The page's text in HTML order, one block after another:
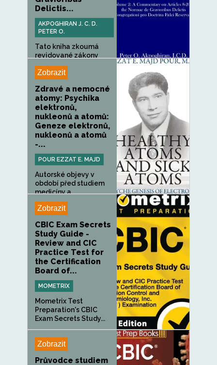
Delictis...
AKPOGHIRAN J. C. D.
PETER O.
Tato kniha zkoumá
revidované zákony
Zobrazit
Zdravé a nemocné
atomy: Psychika
elektronů,
nukleonů a atomů:
Geneze elektronů,
nukleonů a atomů
-...
POUR EZZAT E. MAJD
Autorské objevy v
období před studiem
medicíny a...
Zobrazit
CBIC Exam Secrets
Study Guide -
Review and CIC
Practice Test for
the Certification
Board of...
MOMETRIX
Mometrix Test
Preparation's CBIC
Exam Secrets Study...
Zobrazit
Průvodce studiem